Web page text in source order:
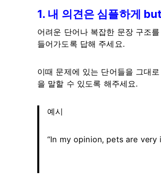
1. 내 의견은 심플하게
어려운 단어나 복잡한 문장 구조
들어가도록 답해 주세요.
이때 문제에 있는 단어들을 그대
을 말할 수 있도록 해주세요.
예시
“In my opinion, pets are